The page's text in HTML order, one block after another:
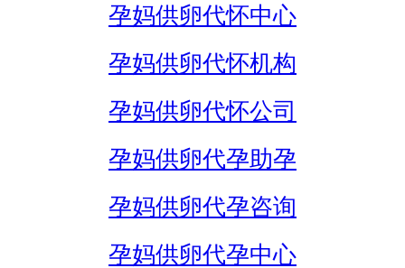
孕妈供卵代怀中心
孕妈供卵代怀机构
孕妈供卵代怀公司
孕妈供卵代孕助孕
孕妈供卵代孕咨询
孕妈供卵代孕中心